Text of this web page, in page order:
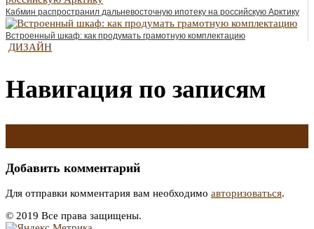
Кабмин распространил дальневосточную ипотеку на российскую Арктику
Встроенный шкаф: как продумать грамотную комплектацию
ДИЗАЙН
Навигация по записям
Добавить комментарий
Для отправки комментария вам необходимо авторизоваться.
© 2019 Все права защищены.